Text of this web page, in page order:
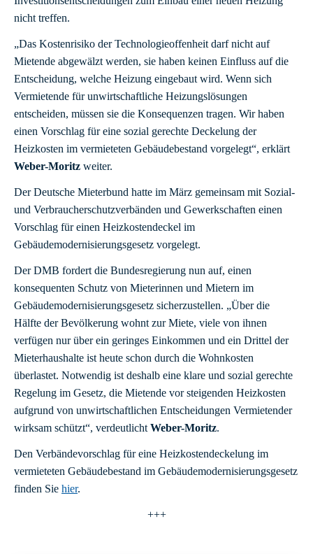
nicht treffen.
„Das Kostenrisiko der Technologieoffenheit darf nicht auf
Mietende abgewälzt werden, sie haben keinen Einfluss auf die
Entscheidung, welche Heizung eingebaut wird. Wenn sich
Vermietende für unwirtschaftliche Heizungslösungen
entscheiden, müssen sie die Konsequenzen tragen. Wir haben
einen Vorschlag für eine sozial gerechte Deckelung der
Heizkosten im vermieteten Gebäudebestand vorgelegt“, erklärt
Weber-Moritz weiter.
Der Deutsche Mieterbund hatte im März gemeinsam mit Sozial-
und Verbraucherschutzverbänden und Gewerkschaften einen
Vorschlag für einen Heizkostendeckel im
Gebäudemodernisierungsgesetz vorgelegt.
Der DMB fordert die Bundesregierung nun auf, einen
konsequenten Schutz von Mieterinnen und Mietern im
Gebäudemodernisierungsgesetz sicherzustellen. „Über die
Hälfte der Bevölkerung wohnt zur Miete, viele von ihnen
verfügen nur über ein geringes Einkommen und ein Drittel der
Mieterhaushalte ist heute schon durch die Wohnkosten
überlastet. Notwendig ist deshalb eine klare und sozial gerechte
Regelung im Gesetz, die Mietende vor steigenden Heizkosten
aufgrund von unwirtschaftlichen Entscheidungen Vermietender
wirksam schützt“, verdeutlicht Weber-Moritz.
Den Verbändevorschlag für eine Heizkostendeckelung im
vermieteten Gebäudebestand im Gebäudemodernisierungsgesetz
finden Sie hier.
+++